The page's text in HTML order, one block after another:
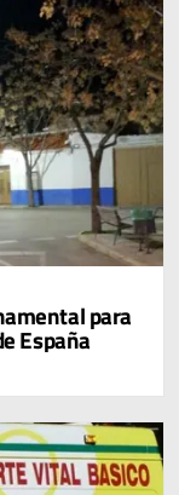
para
España